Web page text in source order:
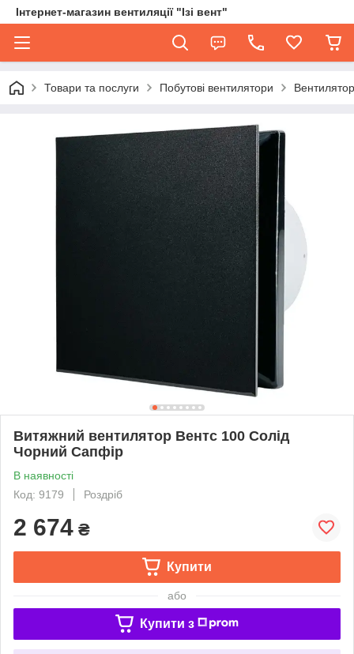
Інтернет-магазин вентиляції "Ізі вент"
Товари та послуги Побутові вентилятори
Витяжний вентилятор Вентс 100 Солід
Чорний Сапфір
В наявності
Код: 9179
Роздріб
2 674 ₴
Купити
або
Купити з